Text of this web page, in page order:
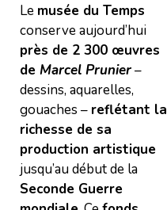
Le musée du Temps
conserve aujourd’hui
près de 2 300 œuvres
de Marcel Prunier–
dessins, aquarelles,
gouaches – reflétant la
richesse de sa
production artistique
jusqu’au début de la
Seconde Guerre